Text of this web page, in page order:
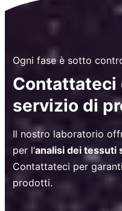
Ogni fase è sotto
Contattateci
servizio di
Il nostro laboratorio
per l’analisi dei tessuti
Contattateci per
prodotti.